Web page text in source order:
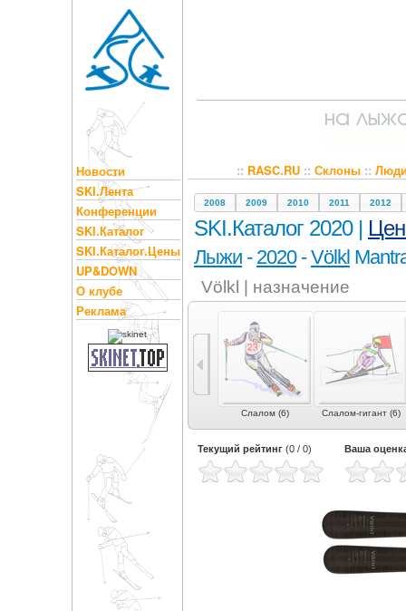
Новости
SKI.Лента
Конференции
SKI.Каталог
SKI.Каталог.Цены
UP&DOWN
О клубе
Реклама
:: RASC.RU:: Склоны::
2008 2009 2010 2011 2012
SKI.Каталог 2020 |
Лыжи - 2020-Völkl
Völkl | назначение
Фристайл (10) Слалом (6) Слалом-гигант (6)
Текущий рейтинг (0 / 0) Ваша